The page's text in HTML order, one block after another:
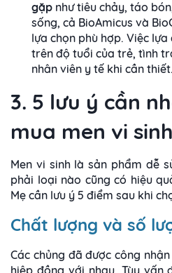
gặp như tiêu chảy, táo
sống, cả BioAmicus và
lựa chọn phù hợp. Việc
trên độ tuổi của trẻ, tình
nhân viên y tế khi cần thiết.
3. 5 lưu ý cần
mua men vi
Men vi sinh là sản phẩm dễ
phải loại nào cũng có hiệu
Mẹ cần lưu ý 5 điểm sau khi
Chất lượng và số
Các chủng đã được công